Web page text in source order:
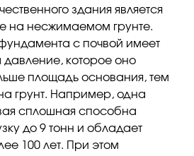
здания является
на несжимаемом грунте.
с почвой имеет
которое оно
площадь основания, тем
грунт. Например, одна
сплошная способна
до 9 тонн и обладает
100 лет. При этом